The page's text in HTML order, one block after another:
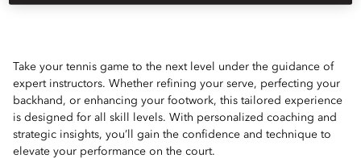
Take your tennis game to the next level under the guidance of
expert instructors. Whether refining your serve, perfecting your
backhand, or enhancing your footwork, this tailored experience
is designed for all skill levels. With personalized coaching and
strategic insights, you’ll gain the confidence and technique to
elevate your performance on the court.